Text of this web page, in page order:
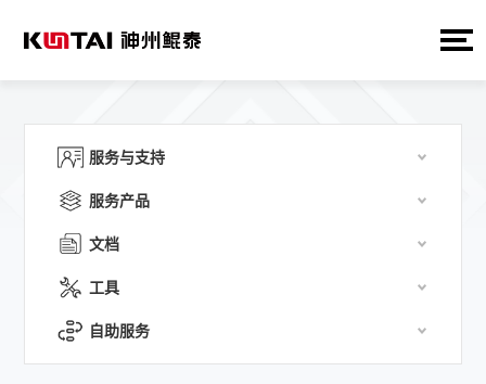
服务与支持
服务产品
文档
工具
自助服务